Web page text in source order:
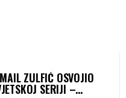
ZULFIĆ OSVOJIO
SERIJI –